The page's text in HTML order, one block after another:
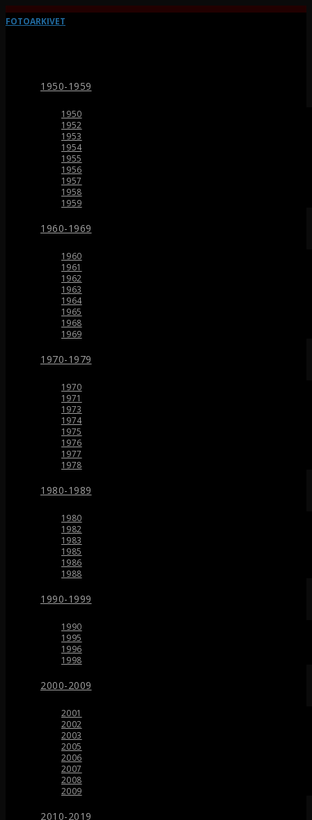
FOTOARKIVET
1950-1959
1950
1952
1953
1954
1955
1956
1957
1958
1959
1960-1969
1960
1961
1962
1963
1964
1965
1968
1969
1970-1979
1970
1971
1973
1974
1975
1976
1977
1978
1980-1989
1980
1982
1983
1985
1986
1988
1990-1999
1990
1995
1996
1998
2000-2009
2001
2002
2003
2005
2006
2007
2008
2009
2010-2019